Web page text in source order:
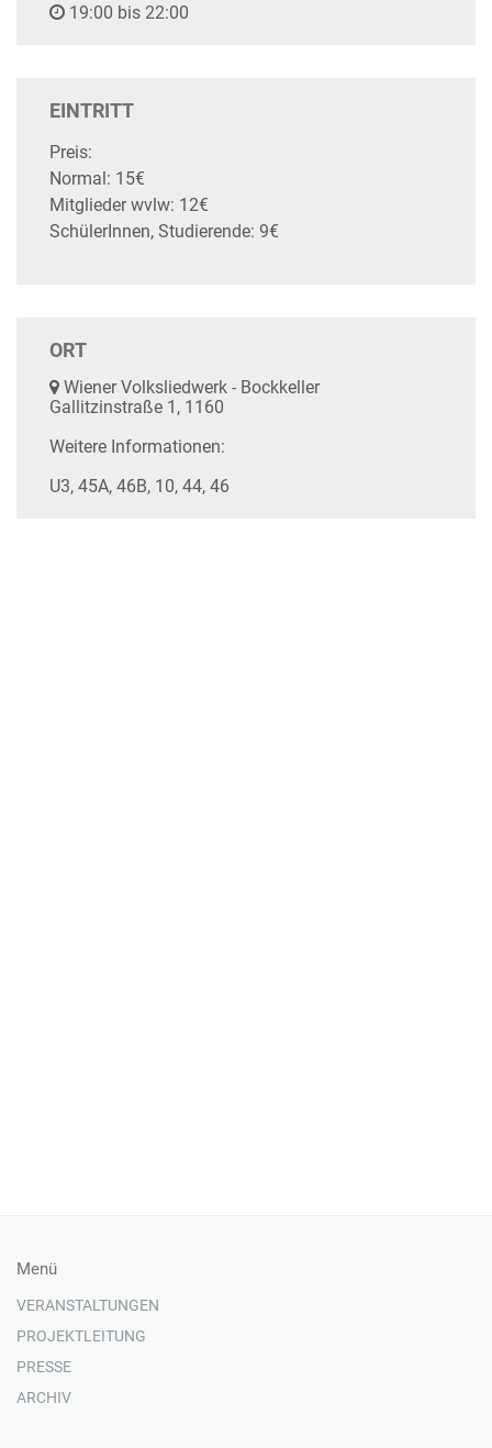
19:00 bis 22:00
EINTRITT
Preis:
Normal: 15€
Mitglieder wvlw: 12€
SchülerInnen, Studierende: 9€
ORT
Wiener Volksliedwerk - Bockkeller
Gallitzinstraße 1, 1160
Weitere Informationen:
U3, 45A, 46B, 10, 44, 46
Menü
VERANSTALTUNGEN
PROJEKTLEITUNG
PRESSE
ARCHIV